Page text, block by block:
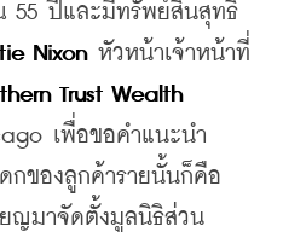
55 ปีและมีทรัพย์สินสุทธิ
Nixon หัวหน้าเจ้าหน้าที่
Trust Wealth
เพื่อขอคำแนะนำ
กของลูกค้ารายนั้นก็คือ
ยญมาจัดตั้งมูลนิธิส่วน